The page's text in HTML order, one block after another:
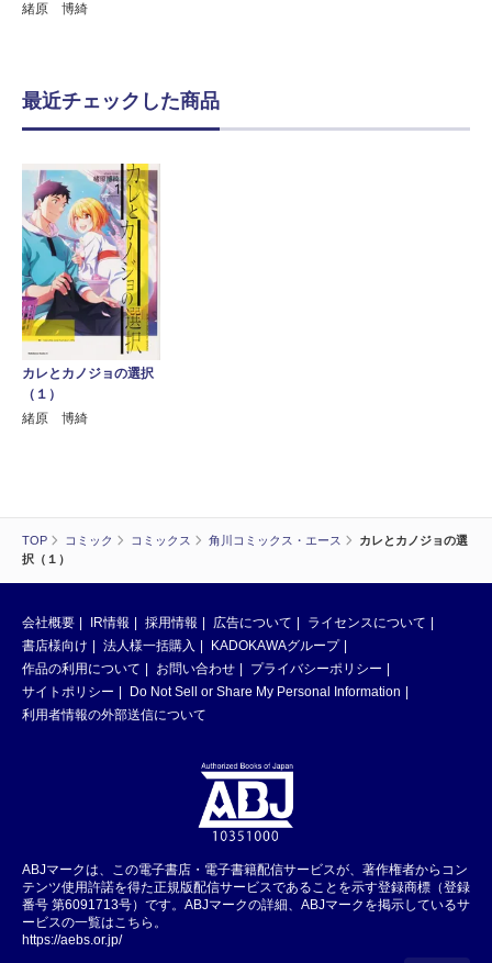
TOP コミック コミックス 角川コミックス・エース
カレとカノジョの選
択（１）
緒原 博綺
最近チェックした商品
カレとカノジョの選択
（１）
緒原 博綺
会社概要 IR情報 採用情報 広告について
ライセンスについて
書店様向け
法人様一括購入
KADOKAWAグループ
作品の利用について
お問い合わせ
プライバシーポリシー
サイトポリシー
Do Not Sell or Share My Personal Information
利用者情報の外部送信について
ABJマークは、この電子書店・電子書籍配信サービスが、著作権者からコン
テンツ使用許諾を得た正規版配信サービスであることを示す登録商標（登録
番号 第6091713号）です。ABJマークの詳細、ABJマークを掲示しているサ
ービスの一覧はこちら。
https://aebs.or.jp/